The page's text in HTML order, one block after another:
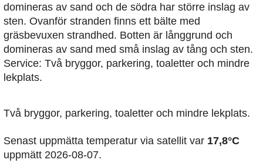
domineras av sand och de södra har större inslag av
sten. Ovanför stranden finns ett bälte med
gräsbevuxen strandhed. Botten är långgrund och
domineras av sand med små inslag av tång och sten.
Service: Två bryggor, parkering, toaletter och mindre
lekplats.
Två bryggor, parkering, toaletter och mindre lekplats.
Senast uppmätta temperatur via satellit var 17,8°C
uppmätt 2026-08-07.